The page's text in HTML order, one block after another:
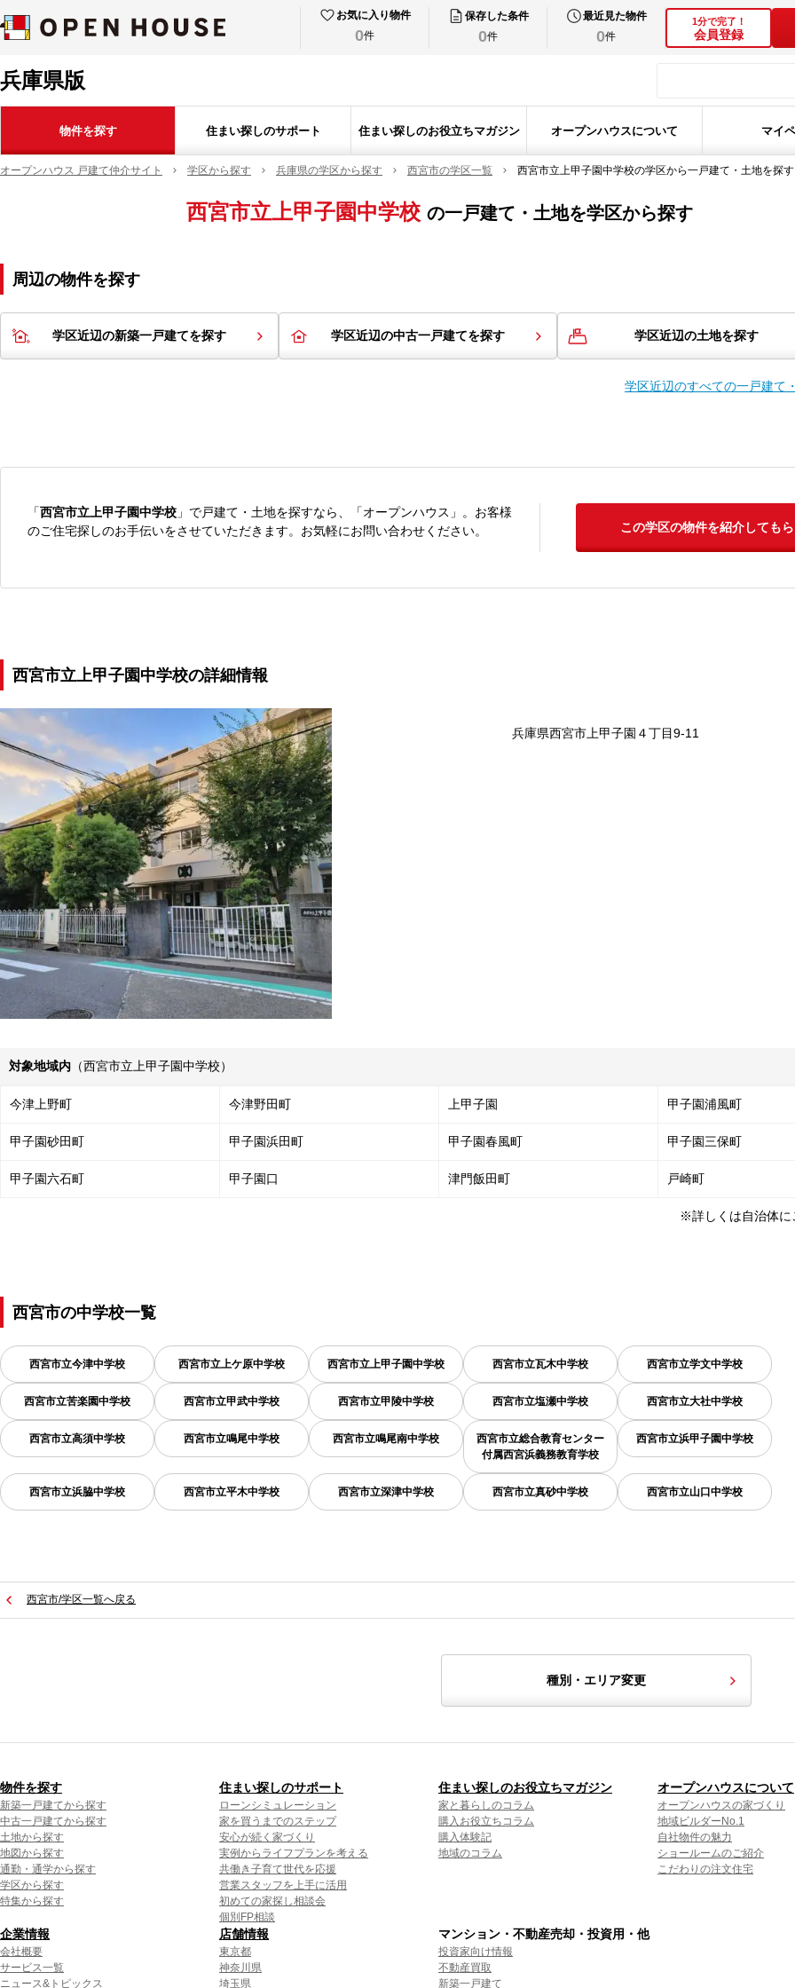
お気に入り物件
0件
保存した条件
0件
最近見た物件
0件
1分で完了！
会員登録
兵庫県版
物件を探す 住まい探しのサポート 住まい探しのお役立ちマガジン オープンハウスについて マイ
オープンハウス 戸建て仲介サイト 学区から探す 兵庫県の学区から探す 西宮市の学区一覧 西宮市立上甲子園中学校の学区から一戸建て・土地を探す
西宮市立上甲子園中学校 の一戸建て・土地を学区から探す
周辺の物件を探す
学区近辺の新築一戸建てを探す 学区近辺の中古一戸建てを探す 学区近辺の土地を探す
学区近辺のすべての一戸建て
「西宮市立上甲子園中学校 」で戸建て・土地を探すなら、「オープンハウス」。お客様
のご住宅探しのお手伝いをさせていただきます。お気軽にお問い合わせください。
この学区の物件を紹介しても
西宮市立上甲子園中学校の詳細情報
兵庫県西宮市上甲子園４丁目9-11
対象地域内 （西宮市立上甲子園中学校）
今津上野町 今津野田町 上甲子園 甲子園浦風町
甲子園砂田町 甲子園浜田町 甲子園春風町 甲子園三保町
甲子園六石町 甲子園口 津門飯田町 戸崎町
※詳しくは自治体に
西宮市の中学校一覧
西宮市立今津中学校 西宮市立上ケ原中学校 西宮市立上甲子園中学校 西宮市立瓦木中学校 西宮市立学文中学校
西宮市立苦楽園中学校 西宮市立甲武中学校 西宮市立甲陵中学校 西宮市立塩瀬中学校 西宮市立大社中学校
西宮市立高須中学校 西宮市立鳴尾中学校 西宮市立鳴尾南中学校
西宮市立総合教育センター
付属西宮浜義務教育学校
西宮市立浜甲子園中学校
西宮市立浜脇中学校 西宮市立平木中学校 西宮市立深津中学校 西宮市立真砂中学校 西宮市立山口中学校
西宮市/学区一覧へ戻る
種別・エリア変更
物件を探す
新築一戸建てから探す
中古一戸建てから探す
土地から探す
地図から探す
通勤・通学から探す
学区から探す
特集から探す
住まい探しのサポート
ローンシミュレーション
家を買うまでのステップ
安心が続く家づくり
実例からライフプランを考える
共働き子育て世代を応援
営業スタッフを上手に活用
初めての家探し相談会
個別FP相談
住まい探しのお役立ちマガジン
家と暮らしのコラム
購入お役立ちコラム
購入体験記
地域のコラム
オープンハウスについて
オープンハウスの家づくり
地域ビルダーNo.1
自社物件の魅力
ショールームのご紹介
こだわりの注文住宅
企業情報
会社概要
サービス一覧
ニュース&トピックス
店舗情報
東京都
神奈川県
埼玉県
マンション・不動産売却・投資用・他
投資家向け情報
不動産買取
新築一戸建て